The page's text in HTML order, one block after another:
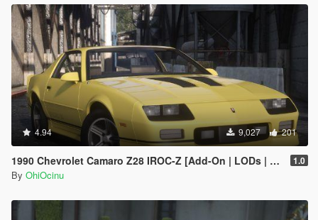
4.94 9,027 201
1990 Chevrolet Camaro Z28 IROC-Z [Add-On | LODs | Template] 1.0
By OhiOcinu